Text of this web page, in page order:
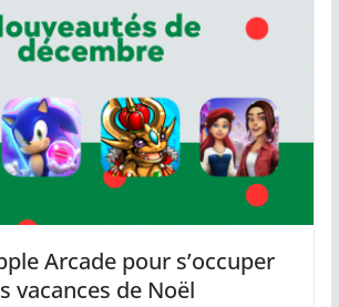
Arcade pour s’occuper
vacances de Noël